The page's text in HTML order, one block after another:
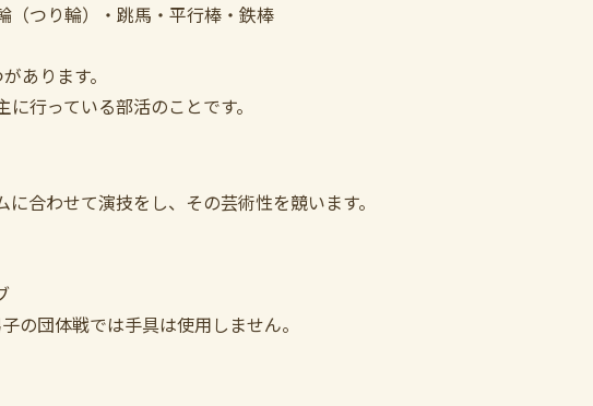
（つり輪）・跳馬・平行棒・鉄棒
あります。
に行っている部活のことです。
合わせて演技をし、その芸術性を競います。
の団体戦では手具は使用しません。